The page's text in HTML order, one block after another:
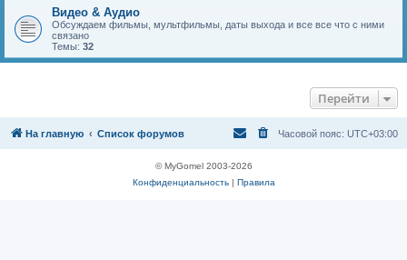
Видео & Аудио
Обсуждаем фильмы, мультфильмы, даты выхода и все все что с ними
связано
Темы: 32
Перейти
На главную Список форумов Часовой пояс: UTC+03:00
© MyGomel 2003-2026
Конфиденциальность| Правила